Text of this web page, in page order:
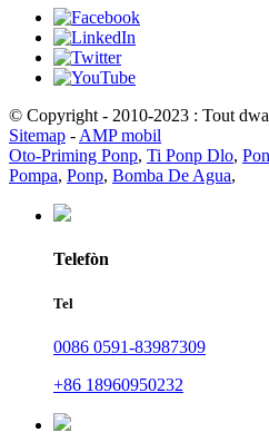
© Copyright - 2010-2023 : Tout dwa
Sitemap - AMP mobil
Oto-Priming Ponp, Ti Ponp Dlo,
Pompa, Ponp, Bomba De Agua,
Telefòn
Tel
0086 0591-83987309
+86 18960950232